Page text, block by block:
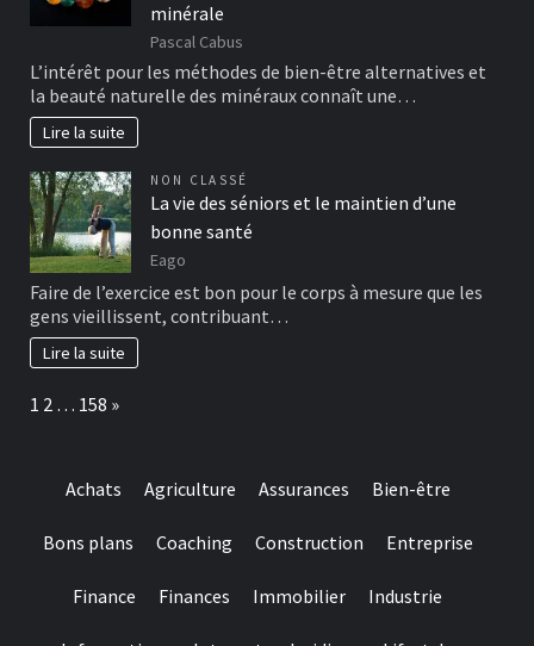
minérale
Pascal Cabus
L’intérêt pour les méthodes de bien-être alternatives et
la beauté naturelle des minéraux connaît une…
Lire la suite
NON CLASSÉ
La vie des séniors et le maintien d’une
bonne santé
Eago
Faire de l’exercice est bon pour le corps à mesure que les
gens vieillissent, contribuant…
Lire la suite
Page:
1 2 … 158 Next
»
Achats Agriculture Assurances Bien-être
Bons plans Coaching Construction Entreprise
Finance Finances Immobilier Industrie